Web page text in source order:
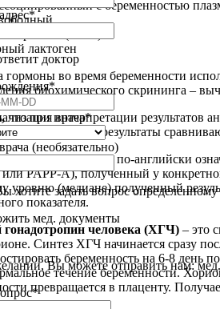
*
доктор
*
*
врача*
(необязательно)
хотите задать вопрос
мед. документы
Вы можете отправить нам:
*
с беременностью
(АФП)
лактоген
гормоны во время беременности
биохимического скрининга –
что при интерпретации результатов
Все полученные результаты
Аббревиатура Мом по-английски
PAPP-A), полученный у
уровню (медиане) полученный
показателя.
человека (ХГЧ) – это
Синтез ХГЧ начинается сразу
беременность на 6-8 день
течение беременности.
превращается в плаценту.